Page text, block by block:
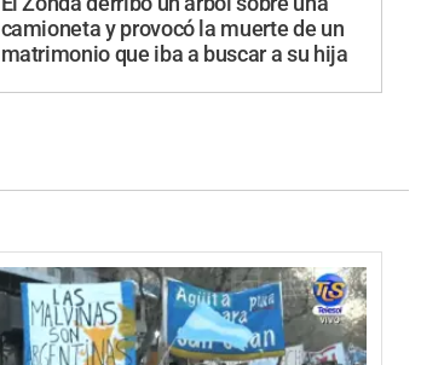
camioneta y provocó la muerte de un
matrimonio que iba a buscar a su hija